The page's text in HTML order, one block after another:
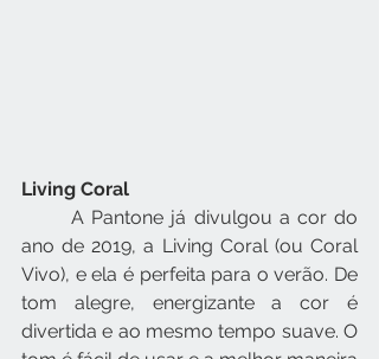
Living Coral
	A Pantone já divulgou a cor do
ano de 2019, a Living Coral (ou Coral
Vivo), e ela é perfeita para o verão. De
tom alegre, energizante a cor é
divertida e ao mesmo tempo suave. O